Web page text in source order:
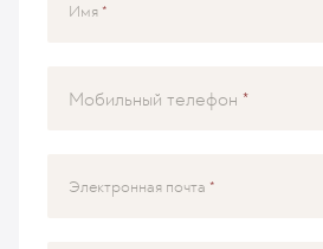
Имя
Мобильный телефон
Электронная почта